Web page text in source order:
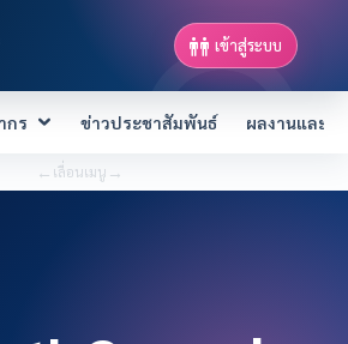
เข้าสู่ระบบ
กร ข่าวประชาสัมพันธ์ ผลงานและค
← เลื่อนเมนู →